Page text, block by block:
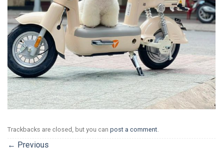
Trackbacks are closed, but you can post a comment
← Previous